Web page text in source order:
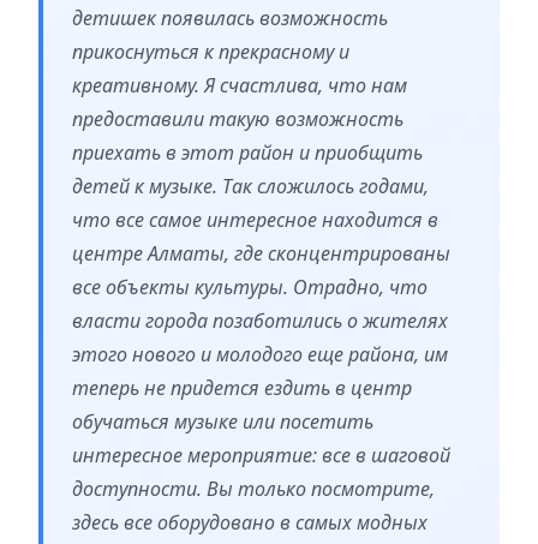
детишек появилась возможность
прикоснуться к прекрасному и
креативному. Я счастлива, что нам
предоставили такую возможность
приехать в этот район и приобщить
детей к музыке. Так сложилось годами,
что все самое интересное находится в
центре Алматы, где сконцентрированы
все объекты культуры. Отрадно, что
власти города позаботились о жителях
этого нового и молодого еще района, им
теперь не придется ездить в центр
обучаться музыке или посетить
интересное мероприятие: все в шаговой
доступности. Вы только посмотрите,
здесь все оборудовано в самых модных